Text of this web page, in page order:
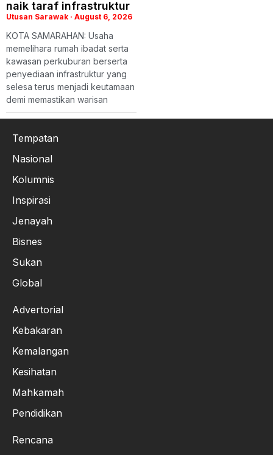
naik taraf infrastruktur
Utusan Sarawak August 6, 2026
KOTA SAMARAHAN: Usaha
memelihara rumah ibadat serta
kawasan perkuburan berserta
penyediaan infrastruktur yang
selesa terus menjadi keutamaan
demi memastikan warisan
Tempatan
Nasional
Kolumnis
Inspirasi
Jenayah
Bisnes
Sukan
Global
Advertorial
Kebakaran
Kemalangan
Kesihatan
Mahkamah
Pendidikan
Rencana